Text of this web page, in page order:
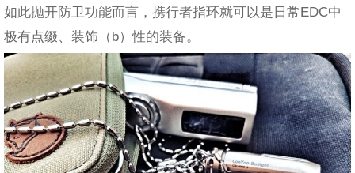
如此抛开防卫功能而言，携行者指环就可以是日常EDC中
极有点缀、装饰（b）性的装备。